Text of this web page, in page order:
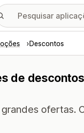
Descontos
de
ofertas.